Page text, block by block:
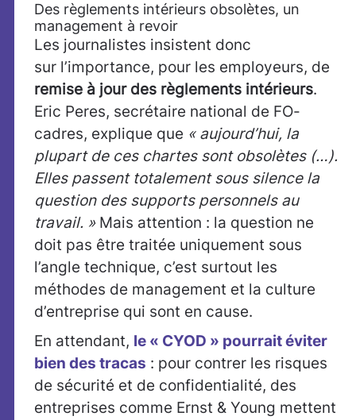
Des règlements intérieurs obsolètes, un
management à revoir
Les journalistes insistent donc
sur l’importance, pour les employeurs, de
remise à jour des règlements intérieurs.
Eric Peres, secrétaire national de FO-
cadres, explique que « aujourd’hui, la
plupart de ces chartes sont obsolètes (…).
Elles passent totalement sous silence la
question des supports personnels au
travail. » Mais attention : la question ne
doit pas être traitée uniquement sous
l’angle technique, c’est surtout les
méthodes de management et la culture
d’entreprise qui sont en cause.
En attendant, le « CYOD » pourrait éviter
bien des tracas : pour contrer les risques
de sécurité et de confidentialité, des
entreprises comme Ernst & Young mettent